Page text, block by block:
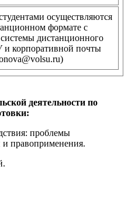
осуществляются
формате с
дистанционного
и корпоративной почты
деятельности по
проблемы
и правоприменения.